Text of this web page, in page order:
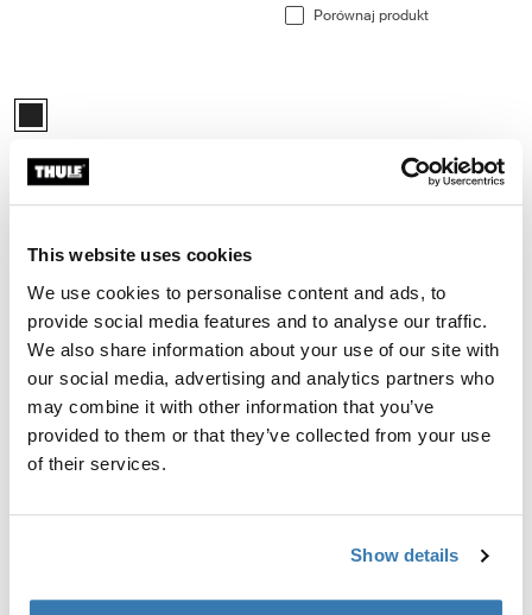
This website uses cookies
We use cookies to personalise content and ads, to
provide social media features and to analyse our traffic.
We also share information about your use of our site with
our social media, advertising and analytics partners who
may combine it with other information that you’ve
provided to them or that they’ve collected from your use
of their services.
Show details
Porównaj produkt
Thule Crossover 2 toiletry bag Czarny (selected)
kosmetyczka
Porównaj produkt
Rola kosmetyczek w podróży
Kosmetyczki to coś więcej niż tylko rozwiązanie do
przechowywania — to konieczność w podróży.
szczoteczek do zębów po produkty do pielęgnacji skóry,
mają swoje miejsce. Kosmetyczki Thule są starannie
łatwo znajdziesz to, czego potrzebujesz, bez